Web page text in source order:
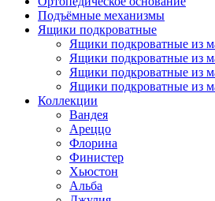
Подъёмные механизмы
Ящики подкроватные
Ящики подкроватные из
Ящики подкроватные из
Ящики подкроватные из
Ящики подкроватные из
Коллекции
Вандея
Ареццо
Флорина
Финистер
Хьюстон
Альба